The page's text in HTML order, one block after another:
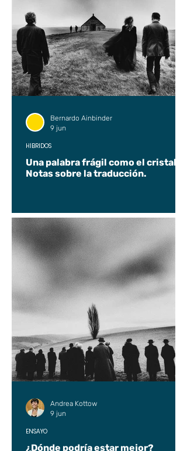
Una palabra frágil como el cristal.
Notas sobre la traducción.
HÍBRIDOS
Bernardo Ainbinder
9 jun
¿Dónde podría estar mejor?
ENSAYO
Andrea Kottow
9 jun